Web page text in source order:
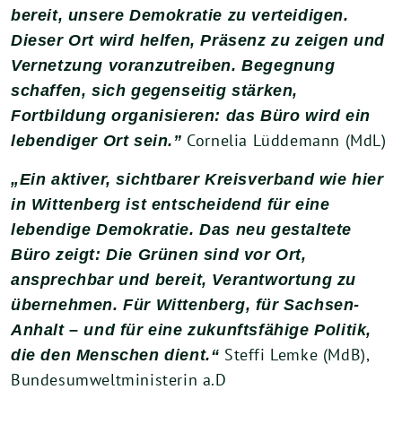
bereit, unsere Demokratie zu verteidigen.
Dieser Ort wird helfen, Präsenz zu zeigen und
Vernetzung voranzutreiben. Begegnung
schaffen, sich gegenseitig stärken,
Fortbildung organisieren: das Büro wird ein
lebendiger Ort sein.” Cornelia Lüddemann (MdL)
„Ein aktiver, sichtbarer Kreisverband wie hier
in Wittenberg ist entscheidend für eine
lebendige Demokratie. Das neu gestaltete
Büro zeigt: Die Grünen sind vor Ort,
ansprechbar und bereit, Verantwortung zu
übernehmen. Für Wittenberg, für Sachsen-
Anhalt – und für eine zukunftsfähige Politik,
die den Menschen dient.“ Steffi Lemke (MdB),
Bundesumweltministerin a.D